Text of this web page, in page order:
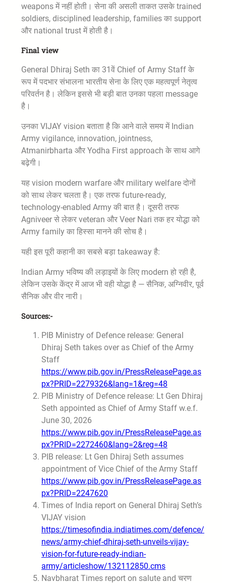
weapons में नहीं होती। सेना की असली ताकत उसके trained
soldiers, disciplined leadership, families का support
और national trust में होती है।
Final view
General Dhiraj Seth का 31वें Chief of Army Staff के
रूप में पदभार संभालना भारतीय सेना के लिए एक महत्वपूर्ण नेतृत्व
परिवर्तन है। लेकिन इससे भी बड़ी बात उनका पहला message
है।
उनका VIJAY vision बताता है कि आने वाले समय में Indian
Army vigilance, innovation, jointness,
Atmanirbharta और Yodha First approach के साथ आगे
बढ़ेगी।
यह vision modern warfare और military welfare दोनों
को साथ लेकर चलता है। एक तरफ future-ready,
technology-enabled Army की बात है। दूसरी तरफ
Agniveer से लेकर veteran और Veer Nari तक हर योद्धा को
Army family का हिस्सा मानने की सोच है।
यही इस पूरी कहानी का सबसे बड़ा takeaway है:
Indian Army भविष्य की लड़ाइयों के लिए modern हो रही है,
लेकिन उसके केंद्र में आज भी वही योद्धा है — सैनिक, अग्निवीर, पूर्व
सैनिक और वीर नारी।
Sources:-
PIB Ministry of Defence release: General
Dhiraj Seth takes over as Chief of the Army
Staff
https://www.pib.gov.in/PressReleasePage.as
px?PRID=2279326&lang=1&reg=48
PIB Ministry of Defence release: Lt Gen Dhiraj
Seth appointed as Chief of Army Staff w.e.f.
June 30, 2026
https://www.pib.gov.in/PressReleasePage.as
px?PRID=2272460&lang=2&reg=48
PIB release: Lt Gen Dhiraj Seth assumes
appointment of Vice Chief of the Army Staff
https://www.pib.gov.in/PressReleasePage.as
px?PRID=2247620
Times of India report on General Dhiraj Seth’s
VIJAY vision
https://timesofindia.indiatimes.com/defence/
news/army-chief-dhiraj-seth-unveils-vijay-
vision-for-future-ready-indian-
army/articleshow/132112850.cms
Navbharat Times report on salute and चरण